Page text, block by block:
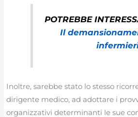
POTREBBE
Il
Inoltre, sarebbe stato lo stesso
dirigente medico, ad adottare i
organizzativi determinanti le sue